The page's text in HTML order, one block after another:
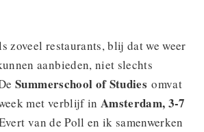
zoveel restaurants, blij dat we weer
aanbieden, niet slechts
Summerschool of Studiesomvat
met verblijf in Amsterdam, 3-7
van de Poll en ik samenwerken